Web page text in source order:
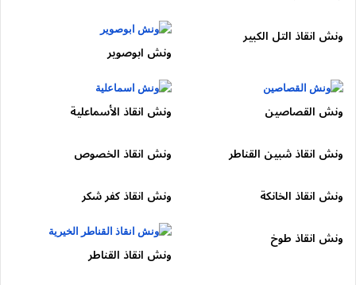
معرض ملك الحوادث
⏰ ونش 24 ساعة
✔️ استقبال مكالمات طوال اليوم
✔️ التزام بالمواعيد
📞
01050053007
💰 أسعار الونش
ونش انقاذ التل الكبير
ونش ابوصوير
ونش القصاصين
ونش انقاذ الأسماعلية
ونش انقاذ شبين القناطر
ونش انقاذ الخصوص
ونش انقاذ الخانكة
ونش انقاذ كفر شكر
ونش انقاذ طوخ
ونش انقاذ القناطر